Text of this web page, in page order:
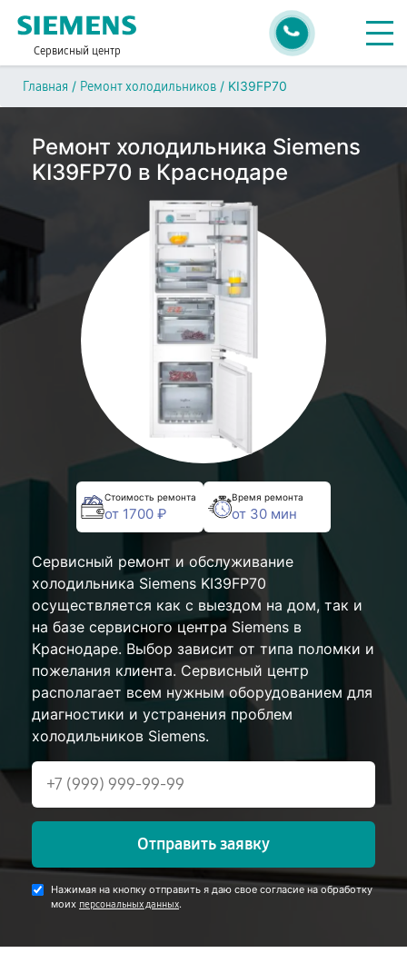
Сервисный центр
Главная / Ремонт холодильников / KI39FP70
Ремонт холодильника Siemens
KI39FP70 в Краснодаре
Стоимость ремонта
от 1700 ₽
Время ремонта
от 30 мин
Сервисный ремонт и обслуживание
холодильника Siemens KI39FP70
осуществляется как с выездом на дом, так и
на базе сервисного центра Siemens в
Краснодаре. Выбор зависит от типа поломки и
пожелания клиента. Сервисный центр
располагает всем нужным оборудованием для
диагностики и устранения проблем
холодильников Siemens.
Отправить заявку
Нажимая на кнопку отправить я даю свое согласие на обработку
моих персональных данных.